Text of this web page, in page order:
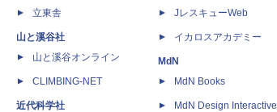
立東舎
山と溪谷社
山と溪谷オンライン
CLIMBING-NET
近代科学社
JレスキューWeb
イカロスアカデミー
MdN
MdN Books
MdN Design Interactive